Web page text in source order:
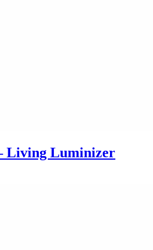
Living Luminizer